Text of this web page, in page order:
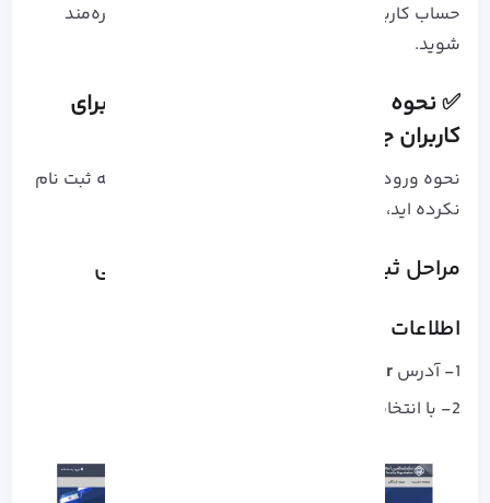
حساب کاربری خود شوید و از خدمات متنوع آن بهره‌مند
شوید.
✅ نحوه ورود به سامانه تامین اجتماعی برای
کاربران جدید
نحوه ورود به سامانه تامین اجتماعی در صورتی که ثبت نام
نکرده اید، به صورت زیر است:
مراحل ثبت‌ نام در سامانه تامین اجتماعی
اطلاعات لازم برای ثبت‌ نام
1- آدرس eservices.tamin.ir
2- با انتخاب گزینه ” ثبت نام”، ثبت نام کنید.